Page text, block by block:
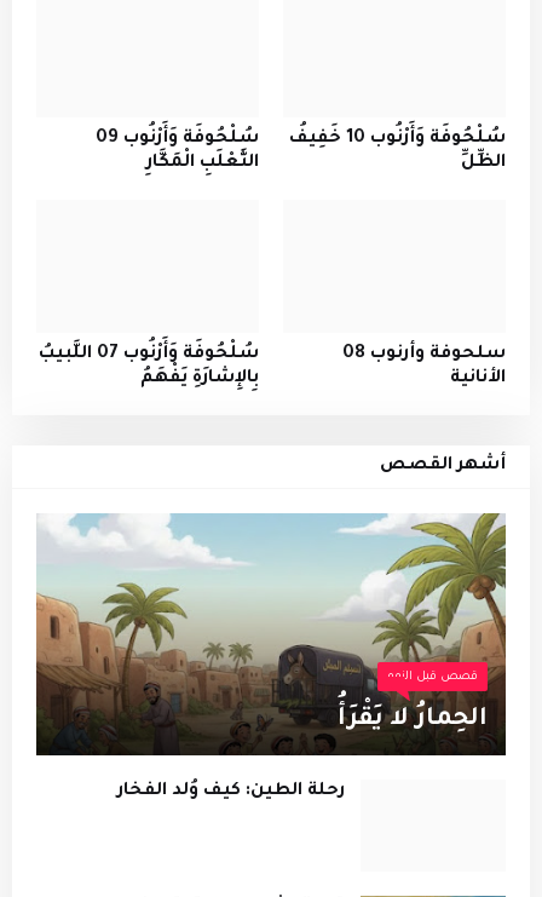
سُلْحُوفَة وَأَرْنُوب 10 خَفِيفُ
الظِّلِّ
سُلْحُوفَة وَأَرْنُوب 09
الثَّعْلَبِ الْمَكَّارِ
سلحوفة وأرنوب 08
الأنانية
سُلْحُوفَة وَأَرْنُوب 07 اللَّبيبُ
بِالإِشارَةِ يَفْهَمُ
أشهر القصص
قصص قبل النوم
الحِمارُ لا يَقْرَأُ
رحلة الطين: كيف وُلد الفخار